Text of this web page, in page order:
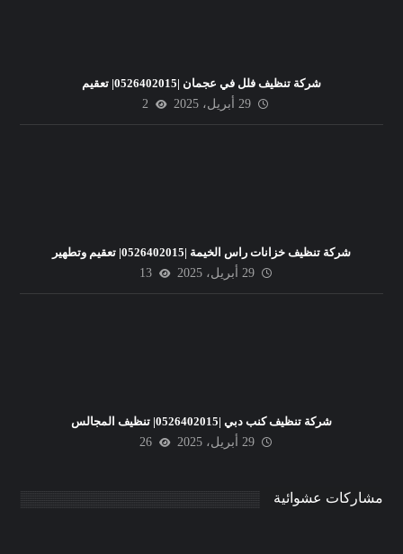
شركة تنظيف فلل في عجمان |0526402015| تعقيم
29 أبريل، 2025
2
شركة تنظيف خزانات راس الخيمة |0526402015| تعقيم وتطهير
29 أبريل، 2025
13
شركة تنظيف كنب دبي |0526402015| تنظيف المجالس
29 أبريل، 2025
26
مشاركات عشوائية